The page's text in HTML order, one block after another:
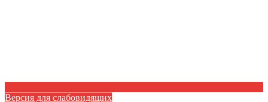
Версия для слабовидящих